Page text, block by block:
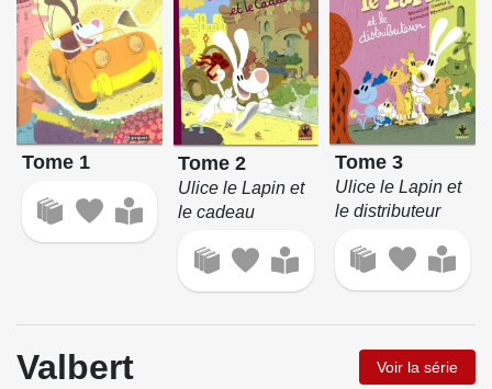
Tome 1 Tome 2
Ulice le Lapin et
le cadeau
Tome 3
Ulice le Lapin et
le distributeur
Valbert Voir la série